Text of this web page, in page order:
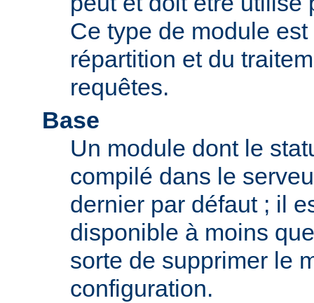
Ce type de module
répartition et du
requêtes.
Base
Un module dont le
compilé dans le
dernier par défaut ; il
disponible à moins
sorte de supprimer le
configuration.